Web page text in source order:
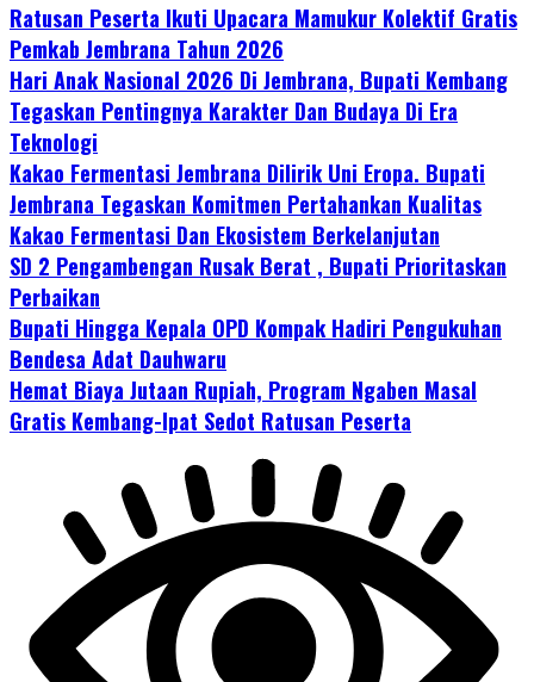
Ratusan Peserta Ikuti Upacara Mamukur Kolektif Gratis
Pemkab Jembrana Tahun 2026
Hari Anak Nasional 2026 Di Jembrana, Bupati Kembang
Tegaskan Pentingnya Karakter Dan Budaya Di Era
Teknologi
Kakao Fermentasi Jembrana Dilirik Uni Eropa. Bupati
Jembrana Tegaskan Komitmen Pertahankan Kualitas
Kakao Fermentasi Dan Ekosistem Berkelanjutan
SD 2 Pengambengan Rusak Berat , Bupati Prioritaskan
Perbaikan
Bupati Hingga Kepala OPD Kompak Hadiri Pengukuhan
Bendesa Adat Dauhwaru
Hemat Biaya Jutaan Rupiah, Program Ngaben Masal
Gratis Kembang-Ipat Sedot Ratusan Peserta